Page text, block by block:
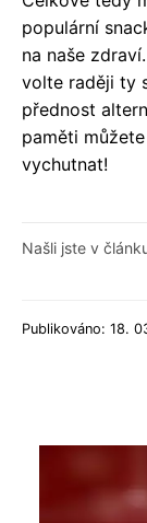
populární
na naše
volte raději ty
přednost
paměti
vychutnat!
Našli jste v
Publikováno: 18.